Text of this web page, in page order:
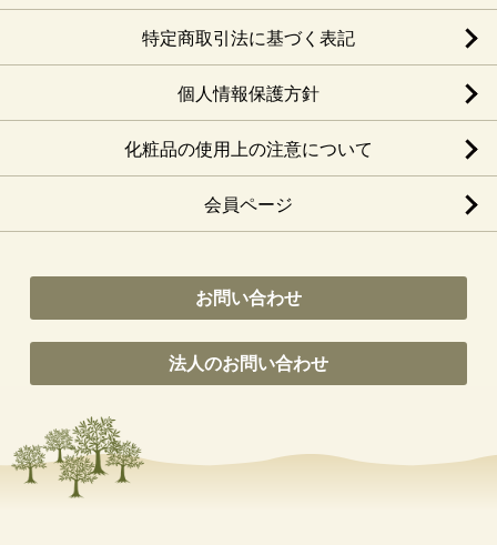
特定商取引法に基づく表記
個人情報保護方針
化粧品の使用上の注意について
会員ページ
お問い合わせ
法人のお問い合わせ